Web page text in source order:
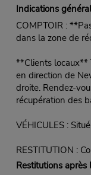
Indications
COMPTOIR :
dans la zone de
**Clients locaux**
en direction de
droite. Rendez-
récupération des
VÉHICULES :
RESTITUTION :
Restitutions après